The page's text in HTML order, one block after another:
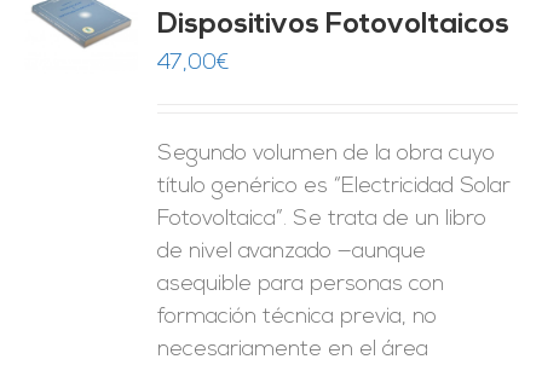
Dispositivos Fotovoltaicos
47,00€
Segundo volumen de la obra cuyo
título genérico es “Electricidad Solar
Fotovoltaica”. Se trata de un libro
de nivel avanzado —aunque
asequible para personas con
formación técnica previa, no
necesariamente en el área